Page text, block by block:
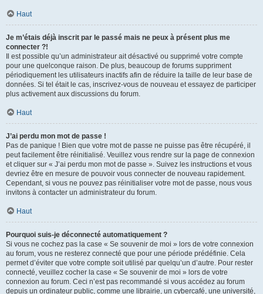
Haut
Je m’étais déjà inscrit par le passé mais ne peux à présent plus me
connecter ?!
Il est possible qu’un administrateur ait désactivé ou supprimé votre compte
pour une quelconque raison. De plus, beaucoup de forums suppriment
périodiquement les utilisateurs inactifs afin de réduire la taille de leur base de
données. Si tel était le cas, inscrivez-vous de nouveau et essayez de participer
plus activement aux discussions du forum.
Haut
J’ai perdu mon mot de passe !
Pas de panique ! Bien que votre mot de passe ne puisse pas être récupéré, il
peut facilement être réinitialisé. Veuillez vous rendre sur la page de connexion
et cliquer sur « J’ai perdu mon mot de passe ». Suivez les instructions et vous
devriez être en mesure de pouvoir vous connecter de nouveau rapidement.
Cependant, si vous ne pouvez pas réinitialiser votre mot de passe, nous vous
invitons à contacter un administrateur du forum.
Haut
Pourquoi suis-je déconnecté automatiquement ?
Si vous ne cochez pas la case « Se souvenir de moi » lors de votre connexion
au forum, vous ne resterez connecté que pour une période prédéfinie. Cela
permet d’éviter que votre compte soit utilisé par quelqu’un d’autre. Pour rester
connecté, veuillez cocher la case « Se souvenir de moi » lors de votre
connexion au forum. Ceci n’est pas recommandé si vous accédez au forum
depuis un ordinateur public, comme une librairie, un cybercafé, une université,